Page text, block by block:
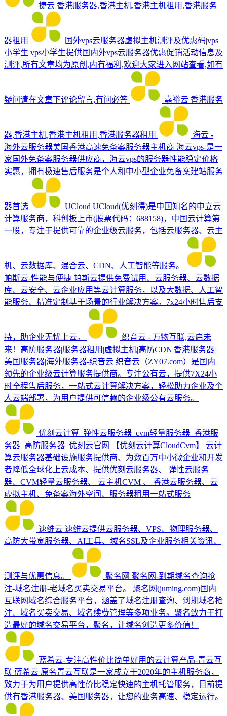
捷云 香港服务器,香港主机,香港主机租用,香港服务
器租用
国外vps云服务器虚拟主机测评及优惠码|vps
小学生 vps小学生提供国内外vps云服务器优惠促销活动信息及
测评,所有文章均为原创,内有福利,欢迎大家进入网站查看,如有
疑问请在文章下评论留言,有问必答 嘉裕云 香港服务
器,香港主机,香港主机租用,香港服务器租用
海云 -
海外云服务器美国香港高速免备案服务器主机商 海云vps-是一
家国外免备案服务器供应商，海云vps的服务器性能稳定价格
实惠，拥有极速售后服务是个人和中小型企业免备案建站服务
器首选 UCloud UCloud(优刻得)是中国知名的中立云
计算服务商，科创板上市(股票代码：688158)，中国云计算第
一股，专注于提供可靠的企业级云服务，包括云服务器、云主
机、云数据库、混合云、CDN、人工智能等服务。
帕斯云-性能与便捷 帕斯云提供免费试用、云服务器、云数据
库、云安全、云企业应用等云计算服务，以及大数据、人工智
能服务、精准定制基于场景的行业解决方案。7x24小时售后支
持，助企业无忧上云。
织音云 - 万物互联,云启未
来！高防服务器|服务器租用|虚拟主机|高防CDN|香港服务器|
美国服务器|海外服务器-织音云 织音云（ZY07.com）是国内
领先的企业级云计算服务提供商。专注公有云，提供7X24小
时全程售后服务，一站式云计算解决方案，轻松助力企业及个
人云端部署，为用户提供可信赖的企业级公有云服务。
优刻云计算_弹性云服务器_cvm轻量服务器_香港服
务器_高防服务器_优刻云官网
【优刻云计算CloudCvm】 云计
算云服务器基础设施服务提供商、为数百万中小微企业和开发
者降低全球化上云成本、提供优刻云服务器、 弹性云服务
器、CVM轻量云服务器、 云主机CVM 、 香港云服务器、云
虚拟主机、免备案海外空间、服务器租用一站式服务
速维云 速维云提供云服务器、VPS、物理服务器、
高防大带宽服务器、AI工具、域名SSL及企业服务相关资讯、
测评与优惠信息。 聚名网 聚名网-到期域名查询抢
注-域名注册-老域名买卖交易平台。 聚名网(juming.com)国内
互联网域名综合服务平台，涵盖了域名注册查询、到期域名抢
注、域名买卖交易、域名续费管理等多项业务。聚名致力于打
造最好的域名交易平台，聚名，让域名创造更多价值！
蓝希云-专注高性价比简单好用的云计算产品-青云互
联 蓝希云 原名青云互联是一家成立于2020年的主机服务商，
致力于为用户提供高性价比稳定快速的主机托管服务，目前提
供有香港服务器、美国服务器，让您的业务高速、稳定运行。